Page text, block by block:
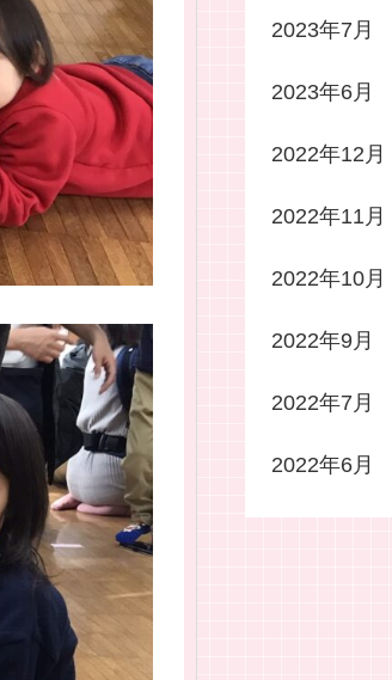
2023年7月
2023年6月
2022年12月
2022年11月
2022年10月
2022年9月
2022年7月
2022年6月